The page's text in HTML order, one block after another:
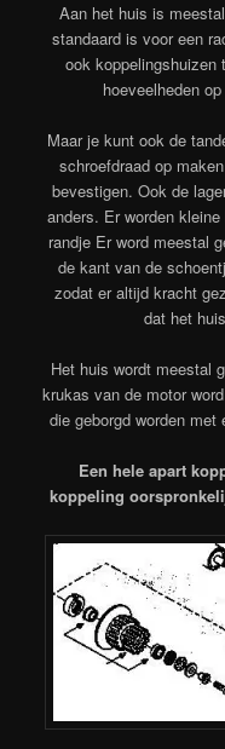
Aan het huis is
standaard is voor een
ook koppelingshuizen
hoeveelheden
Maar je kunt ook de
schroefdraad op
bevestigen. Ook de
anders. Er worden
randje Er word meestal
de kant van de
zodat er altijd kracht
dat het
Het huis wordt meestal
krukas van de motor
die geborgd worden
Een hele apart
koppeling